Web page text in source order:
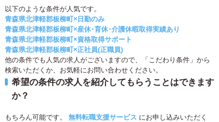
以下のような条件が人気です。
青森県北津軽郡板柳町×日勤のみ
青森県北津軽郡板柳町×産休･育休･介護休暇取得実績あり
青森県北津軽郡板柳町×資格取得サポート
青森県北津軽郡板柳町×正社員(正職員)
他の条件でも人気の求人がございますので、「こだわり条件」から
検索いただくか、お気軽にお問い合わせください。
希望の条件の求人を紹介してもらうことはできます
か？
もちろん可能です。 無料転職支援サービス にお申し込みいただく